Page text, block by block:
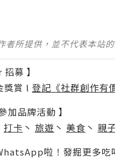
者所提供，並不代表本站
募 】
獎賞 l 登記《社群創作有
加品牌活動 】
打卡 丶 旅遊 丶 美食 丶 親
啦！發掘更多吃